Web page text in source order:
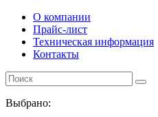
О компании
Прайс-лист
Техническая информация
Контакты
Выбрано: